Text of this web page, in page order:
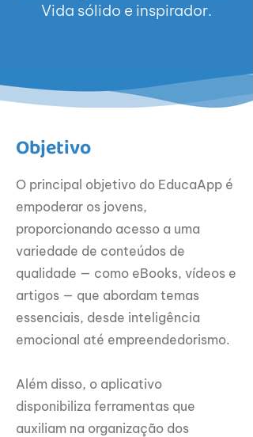
Vida sólido e inspirador.
Objetivo
O principal objetivo do EducaApp é
empoderar os jovens,
proporcionando acesso a uma
variedade de conteúdos de
qualidade — como eBooks, vídeos e
artigos — que abordam temas
essenciais, desde inteligência
emocional até empreendedorismo.
Além disso, o aplicativo
disponibiliza ferramentas que
auxiliam na organização dos